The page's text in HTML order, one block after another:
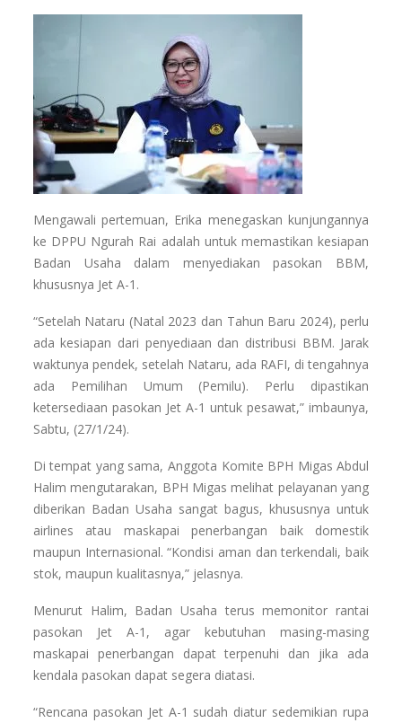
Mengawali pertemuan, Erika menegaskan kunjungannya
ke DPPU Ngurah Rai adalah untuk memastikan kesiapan
Badan Usaha dalam menyediakan pasokan BBM,
khususnya Jet A-1.
“Setelah Nataru (Natal 2023 dan Tahun Baru 2024), perlu
ada kesiapan dari penyediaan dan distribusi BBM. Jarak
waktunya pendek, setelah Nataru, ada RAFI, di tengahnya
ada Pemilihan Umum (Pemilu). Perlu dipastikan
ketersediaan pasokan Jet A-1 untuk pesawat,” imbaunya,
Sabtu, (27/1/24).
Di tempat yang sama, Anggota Komite BPH Migas Abdul
Halim mengutarakan, BPH Migas melihat pelayanan yang
diberikan Badan Usaha sangat bagus, khususnya untuk
airlines atau maskapai penerbangan baik domestik
maupun Internasional. “Kondisi aman dan terkendali, baik
stok, maupun kualitasnya,” jelasnya.
Menurut Halim, Badan Usaha terus memonitor rantai
pasokan Jet A-1, agar kebutuhan masing-masing
maskapai penerbangan dapat terpenuhi dan jika ada
kendala pasokan dapat segera diatasi.
“Rencana pasokan Jet A-1 sudah diatur sedemikian rupa